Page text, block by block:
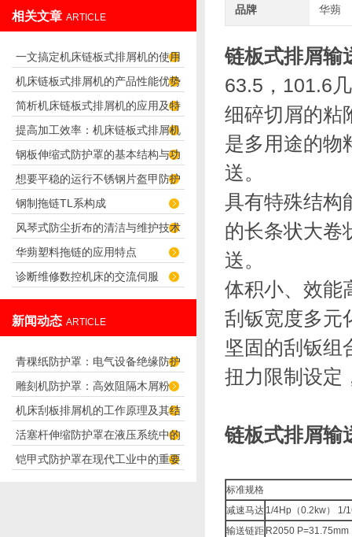
相关文章 ARTICLE
一文搞定机床链板式排屑机的使用
方法
机床链板式排屑机的产品性能优势
及用途
简析机床链板式排屑机的应用及特
点
提高加工效率：机床链板式排屑机
的优势分析
钢板伸缩式防护罩的基本结构与功
能介绍
想要平稳的运行不锈钢片盔甲防护
罩，我们需要先了解下这些情况
钢制拖链TL系构成
风琴式防尘折布的清洁与维护技术
华蒴塑料拖链的应用特点
诊断维修数控机床的交流伺服
新闻动态 ARTICLE
青稞纸防护罩：电气设备绝缘防护
专用方案
雕刻机防护罩：高效阻隔木屑粉
尘，守护设备精度与安全
机床刮板排屑机的工作原理及其结
构分析
活塞杆伸缩防护罩在液压系统中的
应用
铠甲式防护罩在现代工业中的重要
品牌 华蒴
链板式排屑输
63.5，101.6
细碎切屑的粘
是多用途的物
送。
具有特殊结构
的长条状大卷
送。
体积小、效能
刮钣宽度多元
坚固的刮钣组
扭力限制设定
链板式排屑输
标准规格
减速马达 1/4Hp（0.2kw） 1/
输送链距 R2050 P=31.75mm